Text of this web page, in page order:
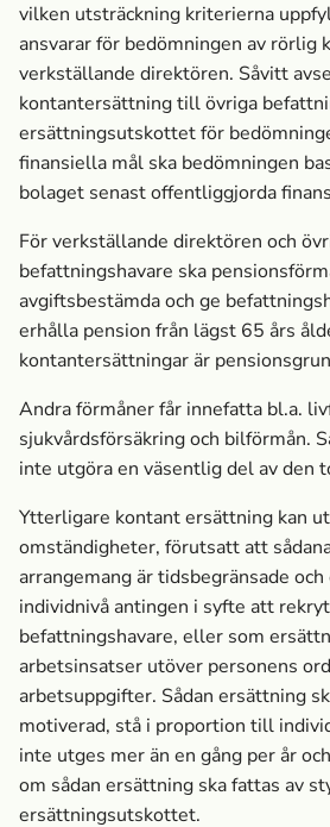
vilken utsträckning kriterierna
ansvarar för bedömningen av
verkställande direktören. Såvitt
kontantersättning till övriga
ersättningsutskottet för
finansiella mål ska bedömningen
bolaget senast offentliggjorda
För verkställande direktören och
befattningshavare ska
avgiftsbestämda och ge
erhålla pension från lägst 65 års
kontantersättningar är
Andra förmåner får innefatta bl.a.
sjukvårdsförsäkring och bilförmån.
inte utgöra en väsentlig del av den
Ytterligare kontant ersättning kan
omständigheter, förutsatt att
arrangemang är tidsbegränsade
individnivå antingen i syfte att
befattningshavare, eller som
arbetsinsatser utöver personens
arbetsuppgifter. Sådan ersättning
motiverad, stå i proportion till
inte utges mer än en gång per år
om sådan ersättning ska fattas av
ersättningsutskottet.